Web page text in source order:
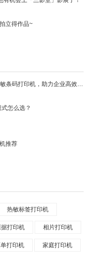
立得作品~
HD600、HD700 与 HD700 PLUS 桌面热敏条码打印机，助力企业高效标签打印
怎么选？
推荐
热敏标签打印机
打印机 相片打印机
打印机 家庭打印机